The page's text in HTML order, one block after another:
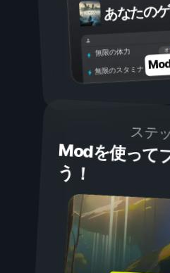
あなたの
オ
無限の体力
無限のスタミナ
ステ
Modを使って
う！